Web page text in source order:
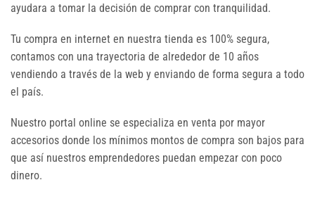
ayudara a tomar la decisión de comprar con tranquilidad.
Tu compra en internet en nuestra tienda es 100% segura,
contamos con una trayectoria de alrededor de 10 años
vendiendo a través de la web y enviando de forma segura a todo
el país.
Nuestro portal online se especializa en venta por mayor
accesorios donde los mínimos montos de compra son bajos para
que así nuestros emprendedores puedan empezar con poco
dinero.